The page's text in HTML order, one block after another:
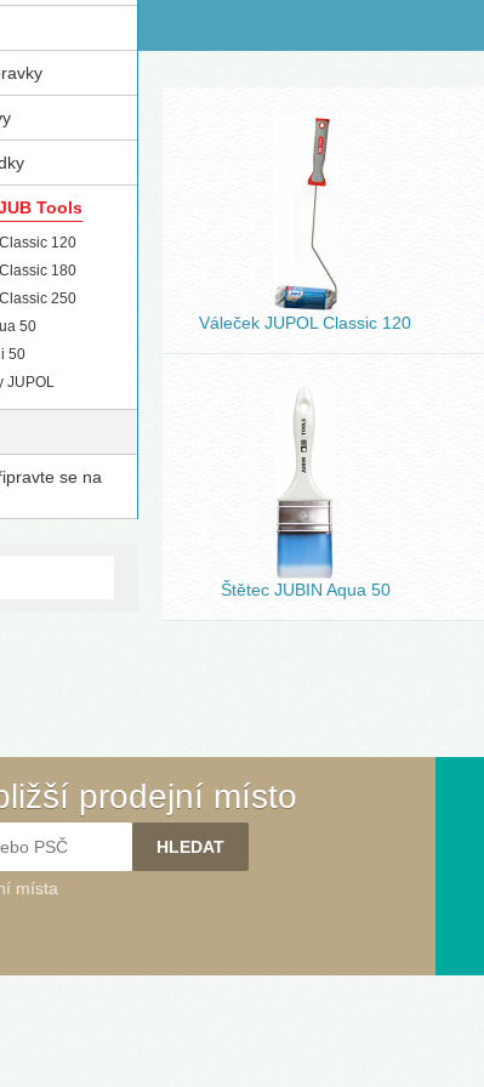
Tools
120
180
250
50
50
JUPOL
se na
Váleček JUPOL Classic 120
Štětec JUBIN Aqua 50
prodejní místo
místa